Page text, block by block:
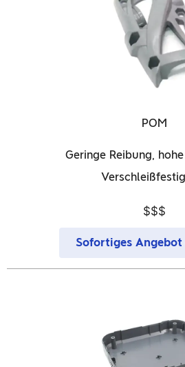
POM
Geringe Reibung,
$$$
Sofortiges Angebot